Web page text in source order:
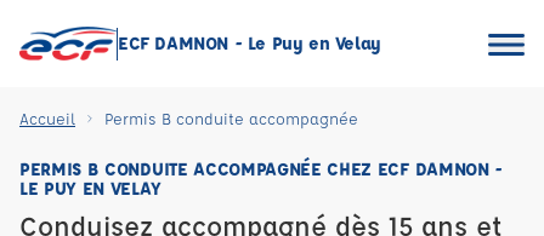
ECF DAMNON - Le Puy en Velay
Accueil Permis B conduite accompagnée
PERMIS B CONDUITE ACCOMPAGNÉE CHEZ ECF DAMNON -
LE PUY EN VELAY
Conduisez accompagné dès 15 ans et